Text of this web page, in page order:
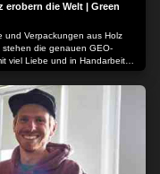
erobern die Welt | Green
und Verpackungen aus Holz
die genauen GEO-
viel Liebe und in Handarbeit
größte Massivholzbauwerk